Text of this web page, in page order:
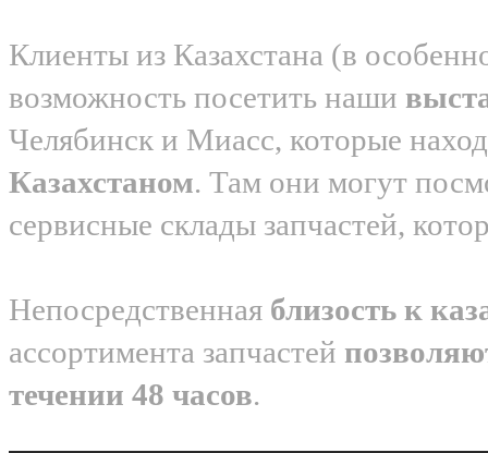
Клиенты из Казахстана (в
возможность посетить наши
Челябинск и Миасс, которые
Казахстаном. Там они могут
сервисные склады запчастей,
Непосредственная близость к
ассортимента запчастей
течении 48 часов.